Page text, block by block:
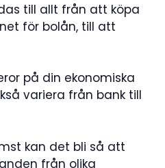
till allt från att köpa
för bolån, till att
på din ekonomiska
variera från bank till
kan det bli så att
från olika